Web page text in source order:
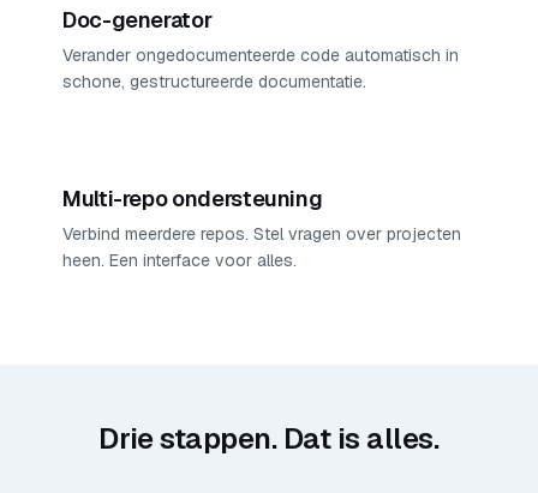
Doc-generator
Verander ongedocumenteerde code automatisch in
schone, gestructureerde documentatie.
Multi-repo ondersteuning
Verbind meerdere repos. Stel vragen over projecten
heen. Een interface voor alles.
Drie stappen. Dat is alles.